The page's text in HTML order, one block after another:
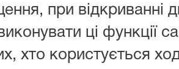
при відкриванні
ці функції
хто користується